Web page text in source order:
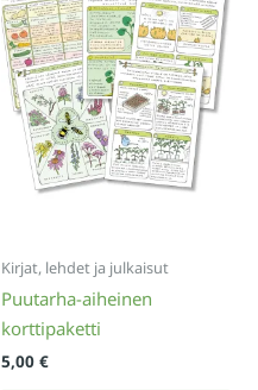
Kirjat, lehdet ja julkaisut
Puutarha-aiheinen
korttipaketti
5,00 €